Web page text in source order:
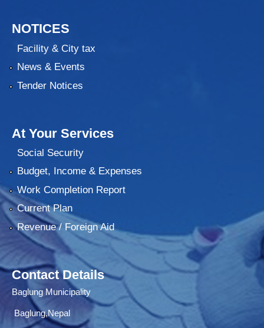
NOTICES
Facility & City tax
News & Events
Tender Notices
At Your Services
Social Security
Budget, Income & Expenses
Work Completion Report
Current Plan
Revenue / Foreign Aid
Contact Details
Baglung Municipality
Baglung,Nepal